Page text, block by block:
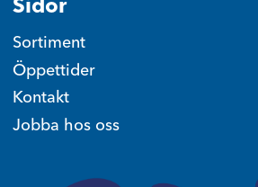
Sortiment
Öppettider
Kontakt
Jobba hos oss